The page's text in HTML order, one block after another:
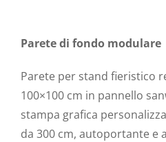
Parete di fondo modulare
Parete per stand fieristico
100×100 cm in pannello
stampa grafica
da 300 cm, autoportante e